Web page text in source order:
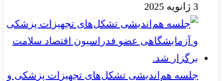
3 ژانویه 2025
جلسه هم‌اندیشی تشکل‌های تجهیزات پزشکی و